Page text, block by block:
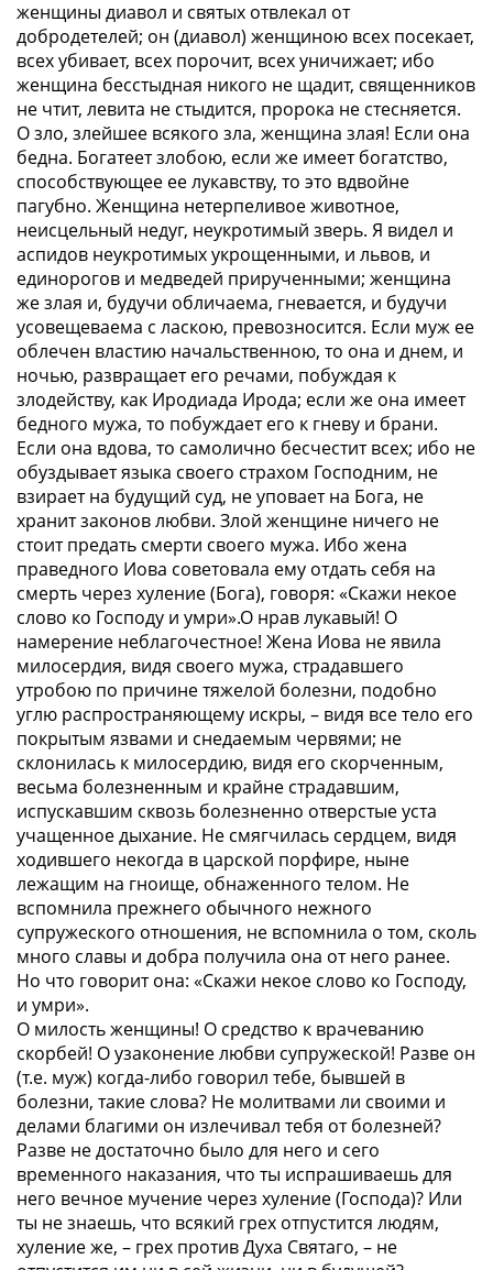
женщины диавол и святых отвлекал от
добродетелей; он (диавол) женщиною всех посекает,
всех убивает, всех порочит, всех уничижает; ибо
женщина бесстыдная никого не щадит, священников
не чтит, левита не стыдится, пророка не стесняется.
О зло, злейшее всякого зла, женщина злая! Если она
бедна. Богатеет злобою, если же имеет богатство,
способствующее ее лукавству, то это вдвойне
пагубно. Женщина нетерпеливое животное,
неисцельный недуг, неукротимый зверь. Я видел и
аспидов неукротимых укрощенными, и львов, и
единорогов и медведей прирученными; женщина
же злая и, будучи обличаема, гневается, и будучи
усовещеваема с ласкою, превозносится. Если муж ее
облечен властию начальственною, то она и днем, и
ночью, развращает его речами, побуждая к
злодейству, как Иродиада Ирода; если же она имеет
бедного мужа, то побуждает его к гневу и брани.
Если она вдова, то самолично бесчестит всех; ибо не
обуздывает языка своего страхом Господним, не
взирает на будущий суд, не уповает на Бога, не
хранит законов любви. Злой женщине ничего не
стоит предать смерти своего мужа. Ибо жена
праведного Иова советовала ему отдать себя на
смерть через хуление (Бога), говоря: «Скажи некое
слово ко Господу и умри».О нрав лукавый! О
намерение неблагочестное! Жена Иова не явила
милосердия, видя своего мужа, страдавшего
утробою по причине тяжелой болезни, подобно
углю распространяющему искры, – видя все тело его
покрытым язвами и снедаемым червями; не
склонилась к милосердию, видя его скорченным,
весьма болезненным и крайне страдавшим,
испускавшим сквозь болезненно отверстые уста
учащенное дыхание. Не смягчилась сердцем, видя
ходившего некогда в царской порфире, ныне
лежащим на гноище, обнаженного телом. Не
вспомнила прежнего обычного нежного
супружеского отношения, не вспомнила о том, сколь
много славы и добра получила она от него ранее.
Но что говорит она: «Скажи некое слово ко Господу,
и умри».
О милость женщины! О средство к врачеванию
скорбей! О узаконение любви супружеской! Разве он
(т.е. муж) когда-либо говорил тебе, бывшей в
болезни, такие слова? Не молитвами ли своими и
делами благими он излечивал тебя от болезней?
Разве не достаточно было для него и сего
временного наказания, что ты испрашиваешь для
него вечное мучение через хуление (Господа)? Или
ты не знаешь, что всякий грех отпустится людям,
хуление же, – грех против Духа Святаго, – не